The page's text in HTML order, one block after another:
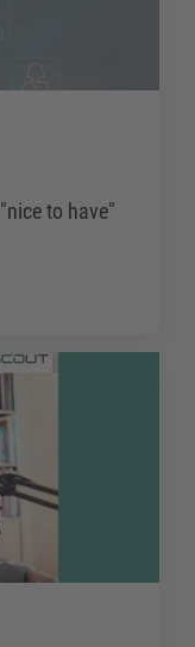
to have"